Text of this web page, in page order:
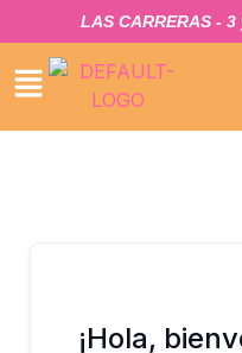
AL
CONTENIDO
LAS CARRERAS - 3
¡Hola,